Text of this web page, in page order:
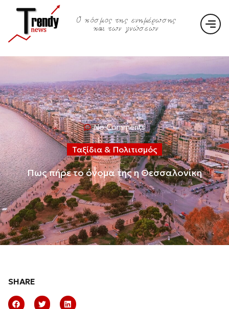
Ο κόσμος της ενημέρωσης
και των γνώσεων
No Comments
Ταξίδια & Πολιτισμός
Πως πήρε το όνομα της η Θεσσαλονίκη
SHARE